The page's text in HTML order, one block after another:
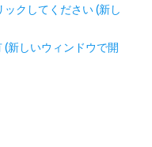
クしてください (新し
(新しいウィンドウで開